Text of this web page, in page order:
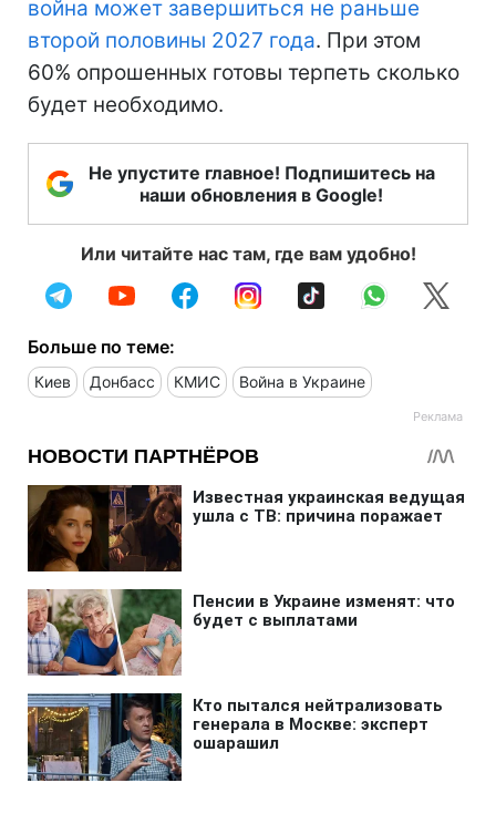
война может завершиться не раньше
второй половины 2027 года. При этом
60% опрошенных готовы терпеть сколько
будет необходимо.
Не упустите главное! Подпишитесь на
наши обновления в Google!
Или читайте нас там, где вам удобно!
Больше по теме:
Киев Донбасс КМИС Война в Украине